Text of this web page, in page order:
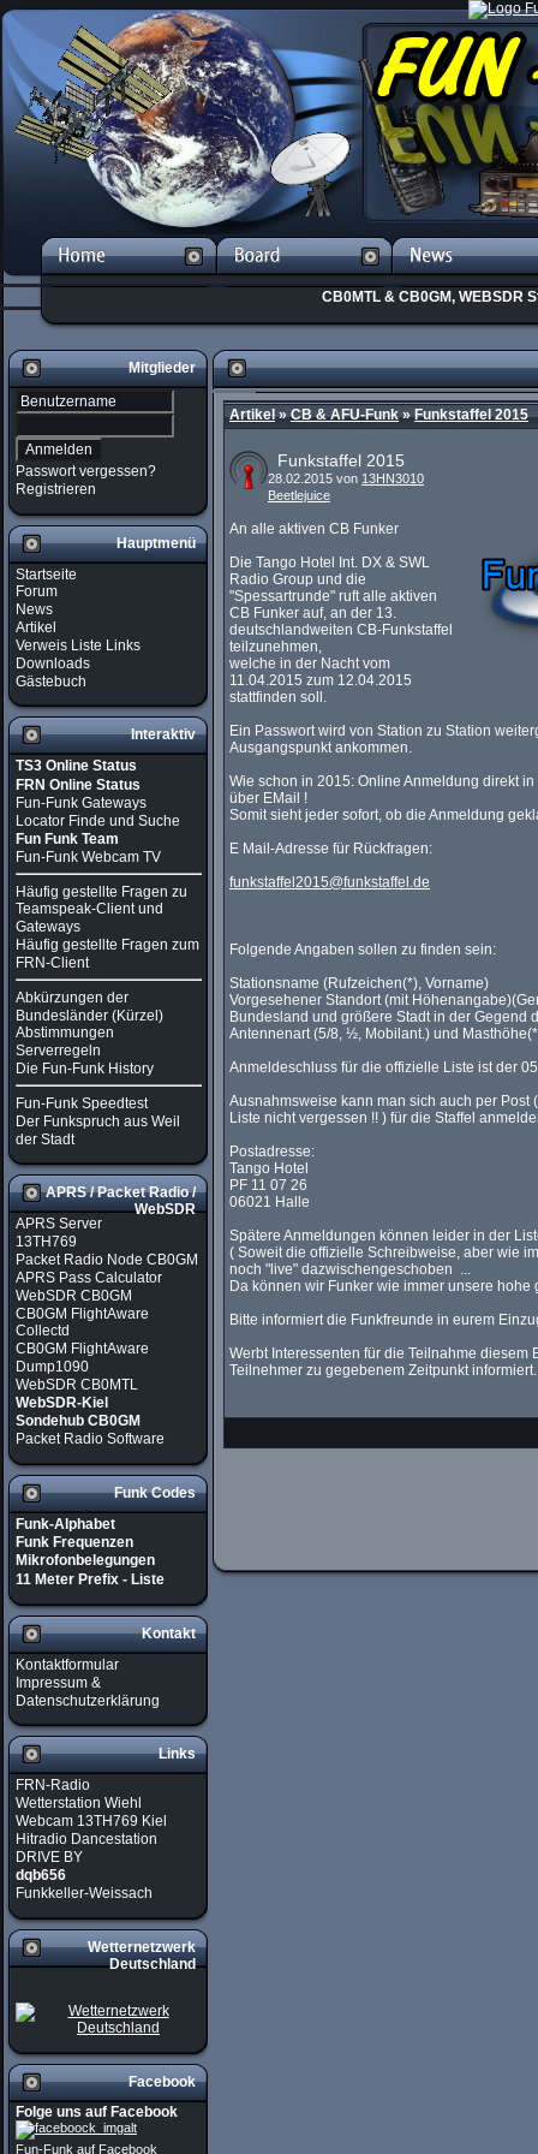
CB0MTL & CB0GM, WEBSDR
Mitglieder
Passwort vergessen?
Registrieren
Hauptmenü
Startseite
Forum
News
Artikel
Verweis Liste Links
Downloads
Gästebuch
Interaktiv
TS3 Online Status
FRN Online Status
Fun-Funk Gateways
Locator Finde und Suche
Fun Funk Team
Fun-Funk Webcam TV
Häufig gestellte Fragen zu
Teamspeak-Client und
Gateways
Häufig gestellte Fragen zum
FRN-Client
Abkürzungen der
Bundesländer (Kürzel)
Abstimmungen
Serverregeln
Die Fun-Funk History
Fun-Funk Speedtest
Der Funkspruch aus Weil
der Stadt
APRS / Packet Radio /
WebSDR
APRS Server
13TH769
Packet Radio Node CB0GM
APRS Pass Calculator
WebSDR CB0GM
CB0GM FlightAware
Collectd
CB0GM FlightAware
Dump1090
WebSDR CB0MTL
WebSDR-Kiel
Sondehub CB0GM
Packet Radio Software
Funk Codes
Funk-Alphabet
Funk Frequenzen
Mikrofonbelegungen
11 Meter Prefix - Liste
Kontakt
Kontaktformular
Impressum &
Datenschutzerklärung
Links
FRN-Radio
Wetterstation Wiehl
Webcam 13TH769 Kiel
Hitradio Dancestation
DRIVE BY
dqb656
Funkkeller-Weissach
Wetternetzwerk
Deutschland
Facebook
Folge uns auf Facebook
Fun-Funk auf Facebook
Artikel»CB & AFU-Funk»Funkstaffel 2015
Funkstaffel 2015
28.02.2015 von 13HN3010
Beetlejuice
An alle aktiven CB Funker
Die Tango Hotel Int. DX & SWL
Radio Group und die
"Spessartrunde" ruft alle aktiven
CB Funker auf, an der 13.
deutschlandweiten CB-Funkstaffel
teilzunehmen,
welche in der Nacht vom
11.04.2015 zum 12.04.2015
stattfinden soll.
Ein Passwort wird von Station zu Station
Ausgangspunkt ankommen.
Wie schon in 2015: Online Anmeldung direkt
über EMail !
Somit sieht jeder sofort, ob die Anmeldung
E Mail-Adresse für Rückfragen:
funkstaffel2015@funkstaffel.de
Folgende Angaben sollen zu finden sein:
Stationsname (Rufzeichen(*), Vorname)
Vorgesehener Standort (mit
Bundesland und größere Stadt in der Gegend
Antennenart (5/8, ½, Mobilant.) und
Anmeldeschluss für die offizielle Liste ist der
Ausnahmsweise kann man sich auch per Post
Liste nicht vergessen !! ) für die Staffel
Postadresse:
Tango Hotel
PF 11 07 26
06021 Halle
Spätere Anmeldungen können leider in der
( Soweit die offizielle Schreibweise, aber wie
noch "live" dazwischengeschoben ...
Da können wir Funker wie immer unsere
Bitte informiert die Funkfreunde in eurem
Werbt Interessenten für die Teilnahme
Teilnehmer zu gegebenem Zeitpunkt informiert.